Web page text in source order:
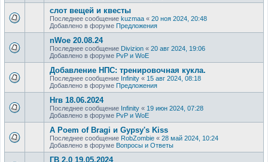
слот вещей и квесты
Последнее сообщение kuzmaa « 20 ноя 2024, 20:48
Добавлено в форуме Предложения
nWoe 20.08.24
Последнее сообщение Divizion « 20 авг 2024, 19:06
Добавлено в форуме PvP и WoE
Добавление НПС: тренировочная кукла.
Последнее сообщение Infinity « 15 авг 2024, 08:18
Добавлено в форуме Предложения
Нгв 18.06.2024
Последнее сообщение Infinity « 19 июн 2024, 07:28
Добавлено в форуме PvP и WoE
A Poem of Bragi и Gypsy's Kiss
Последнее сообщение RobZombie « 28 май 2024, 10:24
Добавлено в форуме Вопросы и Ответы
ГВ 2.0 19.05.2024